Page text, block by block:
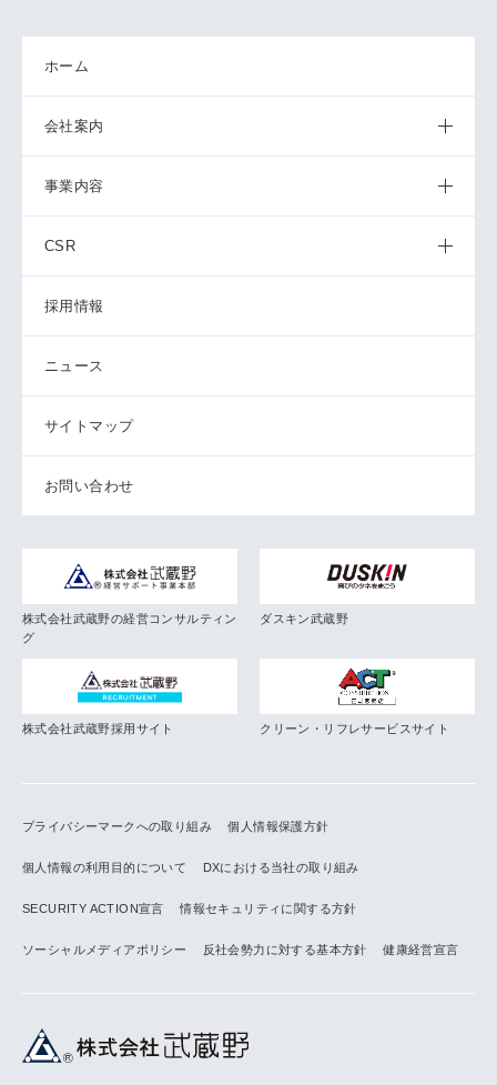
ホーム
会社案内
事業内容
CSR
採用情報
ニュース
サイトマップ
お問い合わせ
株式会社武蔵野の経営コンサルティン
グ
ダスキン武蔵野
株式会社武蔵野採用サイト クリーン・リフレサービスサイト
プライバシーマークへの取り組み 個人情報保護方針
個人情報の利用目的について DXにおける当社の取り組み
SECURITY ACTION宣言 情報セキュリティに関する方針
ソーシャルメディアポリシー 反社会勢力に対する基本方針 健康経営宣言